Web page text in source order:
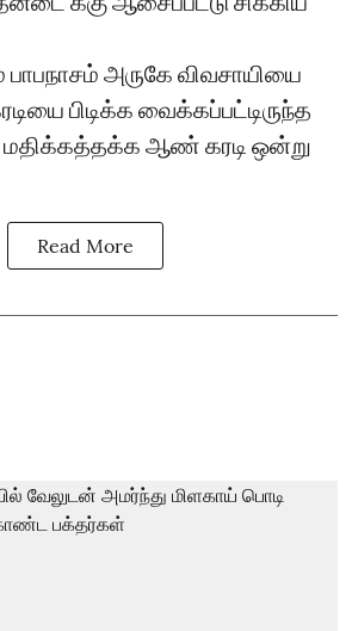
அருகே விவசாயியை
பிடிக்க வைக்கப்பட்டிருந்த
மதிக்கத்தக்க ஆண் கரடி ஒன்று
Read More